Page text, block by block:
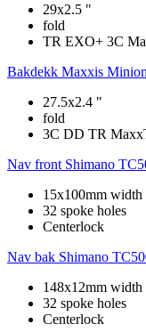
29x2.5 "
fold
TR EXO+ 3C
Bakdekk Maxxis
27.5x2.4 "
fold
3C DD TR
Nav front Shimano
15x100mm width
32 spoke holes
Centerlock
Nav bak Shimano
148x12mm width
32 spoke holes
Centerlock